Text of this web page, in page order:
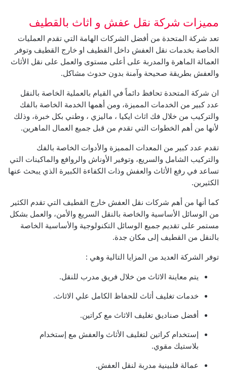
مميزات شركة نقل عفش و اثاث بالقطيف
تعد شركة المتحدة من أفضل الشركات الهامة التي تقدم العمليات
الخاصة بخدمات نقل العفش داخل القطيف او خارج القطيف وتوفر
العمالة الماهرة والمدربة على أعلى مستوى والعمل على نقل الأثاث
والعفش بطريقة صحيحة وآمنة بدون حدوث مشاكل.
ان شركة المتحدة تحافظ دائماً في القيام بالعملية الخاصة بالنقل
عدد كبير من الخدمات المميزة، ومن أهمها الخدمة الخاصة بالفك
والتركيب من خلال فك اثاث ايكيا ، ماليزي ، وطني بكل خبرة، وذلك
لأنها من أهم الخطوات التي تقدم من قبل جميع العمال الماهرين.
تقدم عدد كبير من المعدات المميزة والأدوات الخاصة بالفك
والتركيب الشامل والسريع، وتوفير الأوناش والروافع والماكينات التي
تساعد في رفع الأثاث والعفش وذات الكفاءة الكبيرة الذي يبحث عنها
الكثيرين.
كما أنها من أهم شركات نقل العفش خارج القطيف التي تقدم الكثير
من الوسائل الأساسية والخاصة بالنقل السريع والأمن، والعمل بشكل
مستمر على تقديم جميع الوسائل التكنولوجية والأساسية الخاصة
بالنقل من القطيف إلى مكان جدة.
توفر الشركة العديد من المزايا التالية وهي :
يتم معاينة الاثاث من خلال فريق مدرب للنقل.
خدمات تغليف أثاث للحفاظ الكامل علي الاثاث.
أفضل صناديق تغليف الاثاث مع كراتين.
إستخدام كراتين لتغليف الأثاث والعفش مع إستخدام
بلاستيك مقوي.
عمالة فلبينية مدربة لنقل العفش.